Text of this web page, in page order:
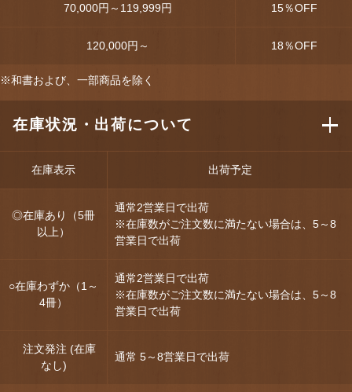
70,000円～119,999円 15％OFF
120,000円～ 18％OFF
※和書および、一部商品を除く
在庫状況・出荷について
在庫表示 出荷予定
◎在庫あり（5冊
以上）
通常2営業日で出荷
※在庫数がご注文数に満たない場合は、5～8
営業日で出荷
○在庫わずか（1～
4冊）
通常2営業日で出荷
※在庫数がご注文数に満たない場合は、5～8
営業日で出荷
注文発注 (在庫
なし)
通常 5～8営業日で出荷